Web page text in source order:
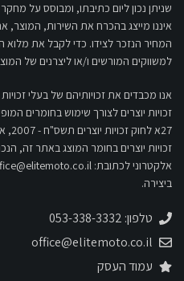
שניתן נכון ליום כתיבתו, ומבוסס על
איננו מייצג בהכרח את השירות, המוצר,
המחיר הנזכר לצידו. כדי לקבל את מלוא
למשווקים המורשים ו/או ליצרנים של
אנו מכבדים את זכויותיהם של בעלי
זכויות יוצרים לצורך שימוש בחומרים
זכויות יוצרים בחומר המוצג באתר זה,
אלקטרוני לכתובת:
ביצירה.
טלפון: 053-338-3332
office@elitemoto.co.il
עמוד העסק